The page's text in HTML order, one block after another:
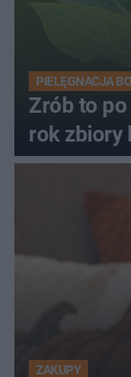
PIELĘGNACJA
Zrób to
rok zbiory
ZAKUPY